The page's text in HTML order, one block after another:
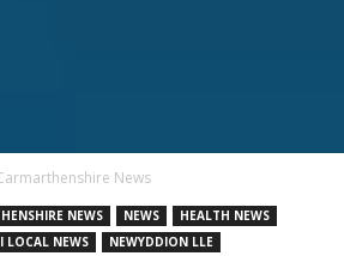
News
NEWS NEWS
HEALTH NEWS
LOCAL NEWS NEWYDDION LLE